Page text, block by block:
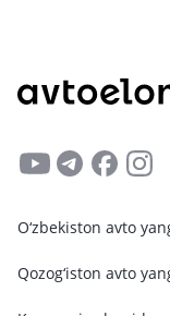
O‘zbekiston avto
Qozog‘iston avto